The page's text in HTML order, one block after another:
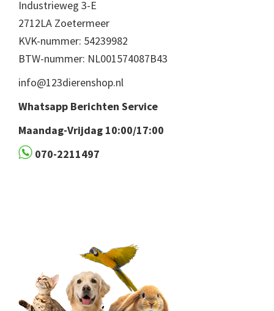
Industrieweg 3-E
2712LA Zoetermeer
KVK-nummer: 54239982
BTW-nummer: NL001574087B43
info@123dierenshop.nl
Whatsapp Berichten Service
Maandag-Vrijdag 10:00/17:00
070-2211497